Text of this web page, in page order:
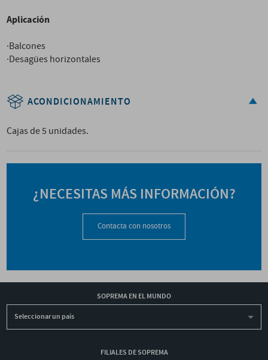
Aplicación
·Balcones
·Desagües horizontales
ACONDICIONAMIENTO
Cajas de 5 unidades.
¿NECESITAS MÁS INFORMACIÓN?
Contacta con nosotros
SOPREMA EN EL MUNDO
Seleccionar un país
FILIALES DE SOPREMA